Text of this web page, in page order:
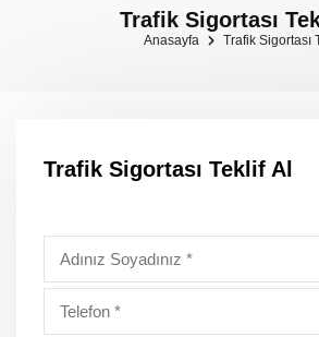
Trafik Sigortası
Anasayfa Trafik Sigortası
Trafik Sigortası Teklif Al